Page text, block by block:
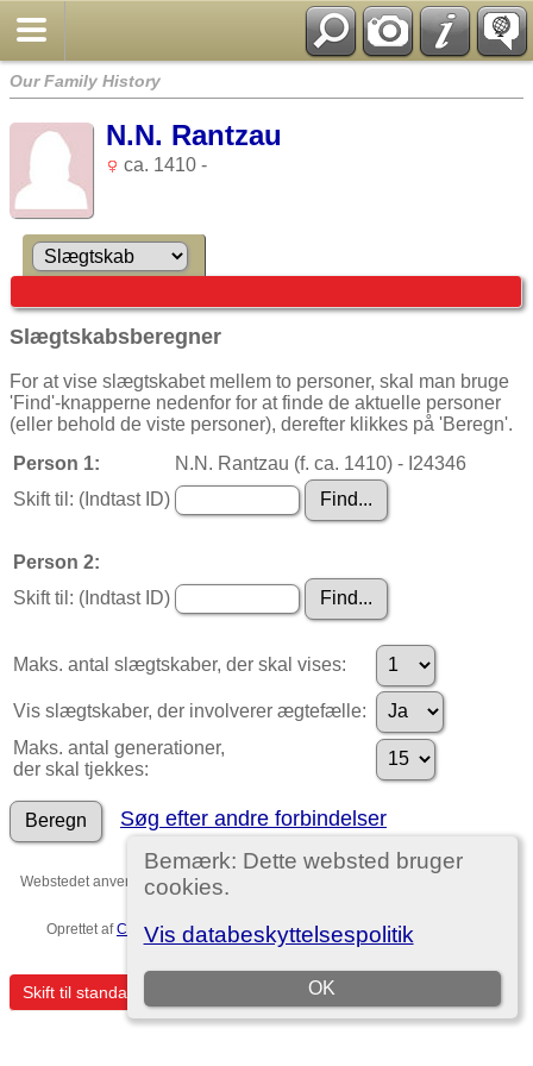
Our Family History
Bemærk: Dette websted bruger
cookies.
Vis databeskyttelsespolitik
OK
N.N. Rantzau
ca. 1410 -
Slægtskabsberegner
For at vise slægtskabet mellem to personer, skal man bruge
'Find'-knapperne nedenfor for at finde de aktuelle personer
(eller behold de viste personer), derefter klikkes på 'Beregn'.
Person 1:
N.N. Rantzau (f. ca. 1410) - I24346
Skift til: (Indtast ID)
Person 2:
Skift til: (Indtast ID)
Maks. antal slægtskaber, der skal vises:
Vis slægtskaber, der involverer ægtefælle:
Maks. antal generationer,
der skal tjekkes:
Søg efter andre forbindelser
Webstedet anvenderThe Next Generation of Genealogy Sitebuilding
forfattet af Darrin Lythgoe © 2001-2026.
Oprettet afChristian Ditlev Reventlow. |EU-persondataforordningen
Skift til standardvisning